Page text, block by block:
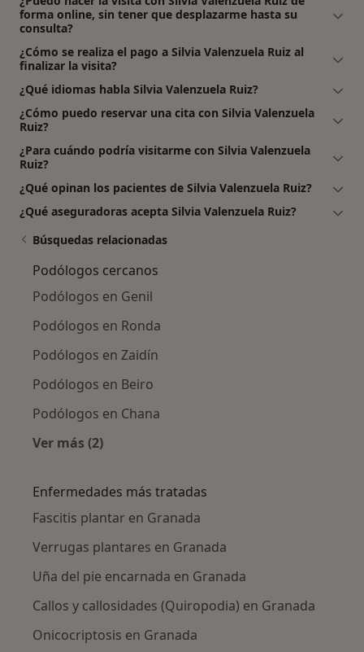
forma online, sin tener que desplazarme hasta su
consulta?
¿Cómo se realiza el pago a Silvia Valenzuela Ruiz al
finalizar la visita?
¿Qué idiomas habla Silvia Valenzuela Ruiz?
¿Cómo puedo reservar una cita con Silvia Valenzuela
Ruiz?
¿Para cuándo podría visitarme con Silvia Valenzuela
Ruiz?
¿Qué opinan los pacientes de Silvia Valenzuela Ruiz?
¿Qué aseguradoras acepta Silvia Valenzuela Ruiz?
Búsquedas relacionadas
Podólogos cercanos
Podólogos en Genil
Podólogos en Ronda
Podólogos en Zaidín
Podólogos en Beiro
Podólogos en Chana
Ver más (2)
Enfermedades más tratadas
Fascitis plantar en Granada
Verrugas plantares en Granada
Uña del pie encarnada en Granada
Callos y callosidades (Quiropodia) en Granada
Onicocriptosis en Granada